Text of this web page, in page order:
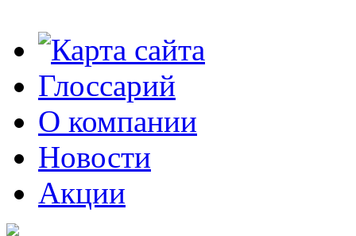
Карта сайта
Глоссарий
О компании
Новости
Акции